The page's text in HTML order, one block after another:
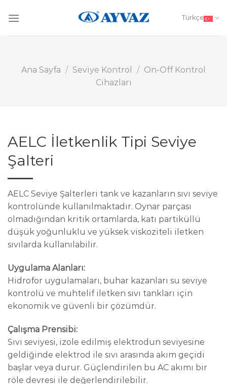
Türkçe
Ana Sayfa / Seviye Kontrol / On-Off Kontrol
Cihazları
AELC İletkenlik Tipi Seviye
Şalteri
AELC Seviye Şalterleri tank ve kazanların sıvı seviye
kontrolünde kullanılmaktadır. Oynar parçası
olmadığından kritik ortamlarda, katı partiküllü
düşük yoğunluklu ve yüksek viskoziteli iletken
sıvılarda kullanılabilir.
Uygulama Alanları:
Hidrofor uygulamaları, buhar kazanları su seviye
kontrolü ve muhtelif iletken sıvı tankları için
ekonomik ve güvenli bir çözümdür.
Çalışma Prensibi:
Sıvı seviyesi, izole edilmiş elektrodun seviyesine
geldiğinde elektrod ile sıvı arasında akım geçidi
başlar veya durur. Güçlendirilen bu AC akımı bir
röle devresi ile değerlendirilebilir.